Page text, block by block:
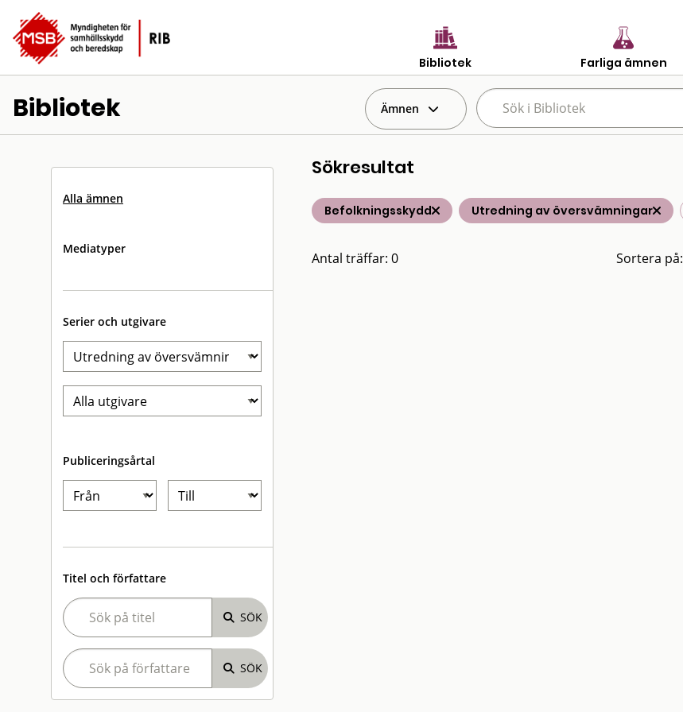
Bibliotek Farliga ämnen
Bibliotek Ämnen
Alla ämnen
Mediatyper
Serier och utgivare
Publiceringsårtal
Titel och författare
Sökresultat
Befolkningsskydd Utredning av översvämningar
Antal träffar: 0 Sortera på: